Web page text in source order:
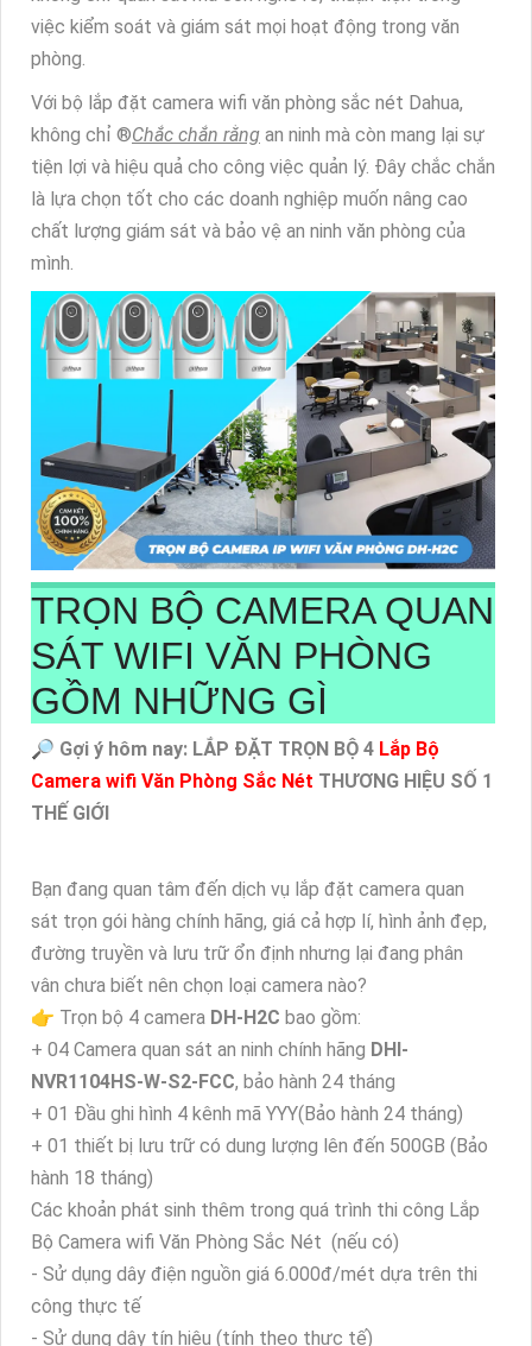
việc kiểm soát và giám sát mọi hoạt động trong văn
phòng.
Với bộ lắp đặt camera wifi văn phòng sắc nét Dahua,
không chỉ ®️Chắc chắn rằng an ninh mà còn mang lại sự
tiện lợi và hiệu quả cho công việc quản lý. Đây chắc chắn
là lựa chọn tốt cho các doanh nghiệp muốn nâng cao
chất lượng giám sát và bảo vệ an ninh văn phòng của
mình.
TRỌN BỘ CAMERA QUAN
SÁT WIFI VĂN PHÒNG
GỒM NHỮNG GÌ
🔎 Gợi ý hôm nay: LẮP ĐẶT TRỌN BỘ 4 Lắp Bộ
Camera wifi Văn Phòng Sắc Nét THƯƠNG HIỆU SỐ 1
THẾ GIỚI
Bạn đang quan tâm đến dịch vụ lắp đặt camera quan
sát trọn gói hàng chính hãng, giá cả hợp lí, hình ảnh đẹp,
đường truyền và lưu trữ ổn định nhưng lại đang phân
vân chưa biết nên chọn loại camera nào?
👉 Trọn bộ 4 camera DH-H2C bao gồm:
+ 04 Camera quan sát an ninh chính hãng DHI-
NVR1104HS-W-S2-FCC, bảo hành 24 tháng
+ 01 Đầu ghi hình 4 kênh mã YYY(Bảo hành 24 tháng)
+ 01 thiết bị lưu trữ có dung lượng lên đến 500GB (Bảo
hành 18 tháng)
Các khoản phát sinh thêm trong quá trình thi công Lắp
Bộ Camera wifi Văn Phòng Sắc Nét (nếu có)
- Sử dụng dây điện nguồn giá 6.000đ/mét dựa trên thi
công thực tế
- Sử dụng dây tín hiệu (tính theo thực tế)